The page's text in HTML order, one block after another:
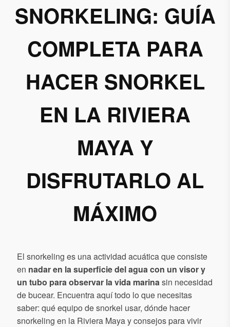
SNORKELING: GUÍA
COMPLETA PARA
HACER SNORKEL
EN LA RIVIERA
MAYA Y
DISFRUTARLO AL
MÁXIMO
El snorkeling es una actividad acuática que consiste
en nadar en la superficie del agua con un visor y
un tubo para observar la vida marinasin necesidad
de bucear. Encuentra aquí todo lo que necesitas
saber: qué equipo de snorkel usar, dónde hacer
snorkeling en la Riviera Maya y consejos para vivir
Otorgo mi
para
suscribirme
de envío.